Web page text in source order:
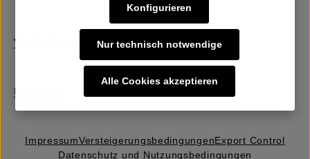
Verkaufen | Einbringen
Über uns
ImpressumVersteigerungs­bedingungenExport Control
Datenschutz und Nutzungsbedingungen
Nur technisch notwendige
Konfigurieren
Alle Cookies akzeptieren